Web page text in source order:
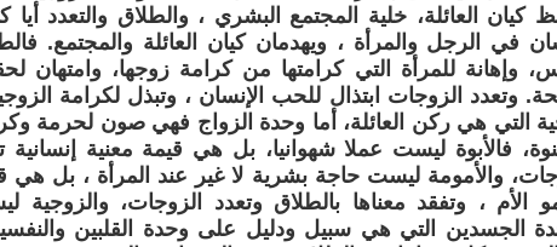
العائلة، خلية المجتمع البشري ، والطلاق والتعدد أيا
في الرجل والمرأة ، ويهدمان كيان العائلة والمجتمع.
وإهانة للمرأة التي كرامتها من كرامة زوجها، وامتهان
وتعدد الزوجات ابتذال للحب الإنسان ، وتبذل لكرامة
التي هي ركن العائلة، أما وحدة الزواج فهي صون لحرمة
فالأبوة ليست عملا شهوانيا، بل هي قيمة معنية إنسانية
والأمومة ليست حاجة بشرية لا غير عند المرأة ، بل هي
الأم ، وتفقد معناها بالطلاق وتعدد الزوجات، والزوجية
الجسدين التي هي سبيل ودليل على وحدة القلبين